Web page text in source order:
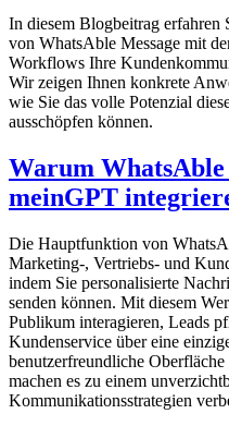
In diesem Blogbeitrag erfahren
von WhatsAble Message mit
Workflows Ihre
Wir zeigen Ihnen konkrete
wie Sie das volle Potenzial
ausschöpfen können.
Warum WhatsAble
meinGPT
Die Hauptfunktion von
Marketing-, Vertriebs- und
indem Sie personalisierte
senden können. Mit diesem
Publikum interagieren, Leads
Kundenservice über eine
benutzerfreundliche
machen es zu einem
Kommunikationsstrategien